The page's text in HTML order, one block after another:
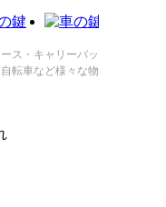
ス・キャリーバッ
転車など様々な物